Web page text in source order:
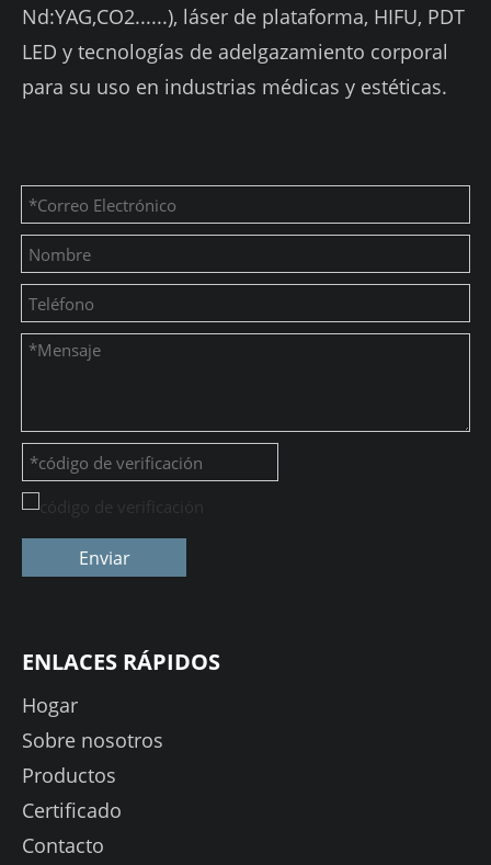
Nd:YAG,CO2......), láser de plataforma, HIFU, PDT
LED y tecnologías de adelgazamiento corporal
para su uso en industrias médicas y estéticas.
Enviar
ENLACES RÁPIDOS
Hogar
Sobre nosotros
Productos
Certificado
Contacto